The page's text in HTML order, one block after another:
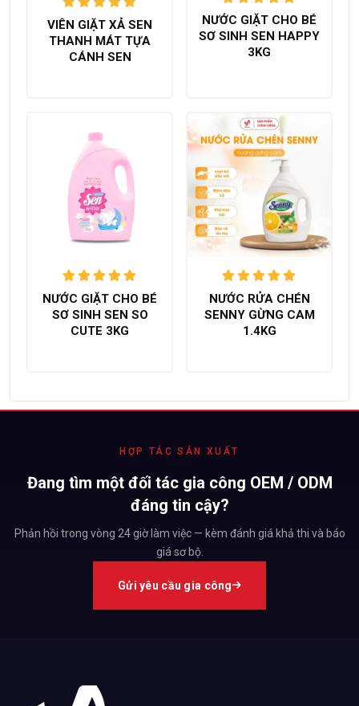
Được xếp
hạng 5.00
trên 5
VIÊN GIẶT XẢ SEN
THANH MÁT TỰA
CÁNH SEN
Được xếp
hạng5.00
trên 5
NƯỚC GIẶT CHO BÉ
SƠ SINH SEN HAPPY
3KG
Được xếp
hạng5.00
trên 5
NƯỚC GIẶT CHO BÉ
SƠ SINH SEN SO
CUTE 3KG
Được xếp
hạng5.00
trên 5
NƯỚC RỬA CHÉN
SENNY GỪNG CAM
1.4KG
HỢP TÁC SẢN XUẤT
Đang tìm một đối tác gia công OEM / ODM
đáng tin cậy?
Phản hồi trong vòng 24 giờ làm việc — kèm đánh giá khả thi và báo
giá sơ bộ.
Gửi yêu cầu gia công